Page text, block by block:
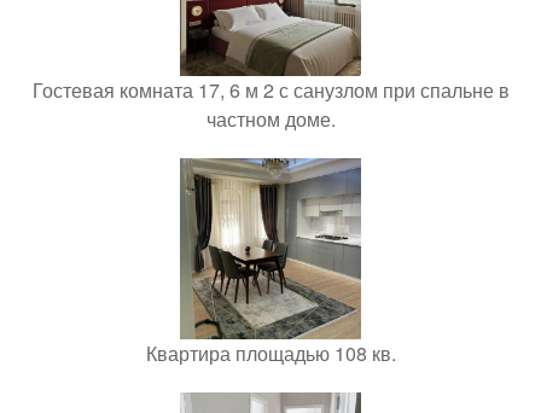
Гостевая комната 17, 6 м 2 с санузлом при спальне в
частном доме.
Квартира площадью 108 кв.